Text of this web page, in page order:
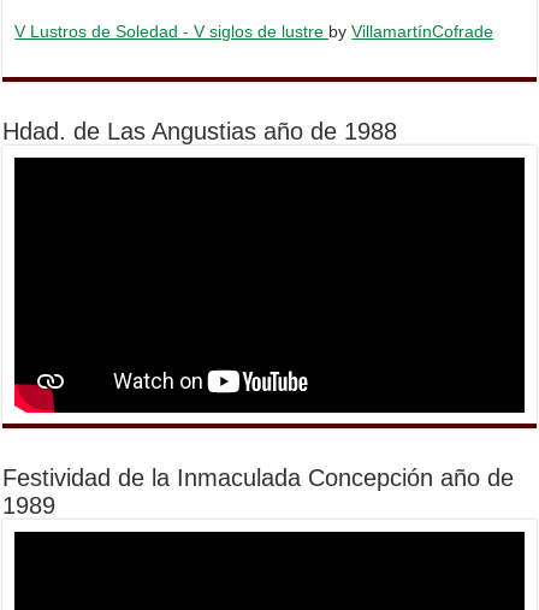
V Lustros de Soledad - V siglos de lustre byVillamartínCofrade
Hdad. de Las Angustias año de 1988
Festividad de la Inmaculada Concepción año de
1989